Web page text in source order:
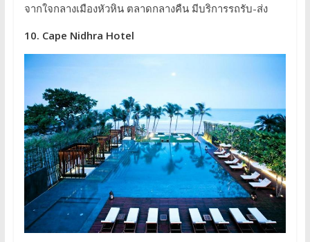
จากใจกลางเมืองหัวหิน ตลาดกลางคืน มีบริการรถรับ-ส่ง
10. Cape Nidhra Hotel